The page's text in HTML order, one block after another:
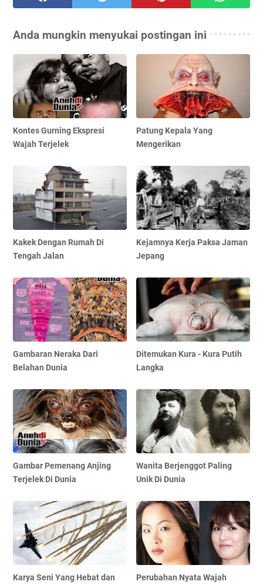
Anda mungkin menyukai postingan ini
Kontes Gurning Ekspresi
Wajah Terjelek
Patung Kepala Yang
Mengerikan
Kakek Dengan Rumah Di
Tengah Jalan
Kejamnya Kerja Paksa Jaman
Jepang
Gambaran Neraka Dari
Belahan Dunia
Ditemukan Kura - Kura Putih
Langka
Gambar Pemenang Anjing
Terjelek Di Dunia
Wanita Berjenggot Paling
Unik Di Dunia
Karya Seni Yang Hebat dan
Perubahan Nyata Wajah